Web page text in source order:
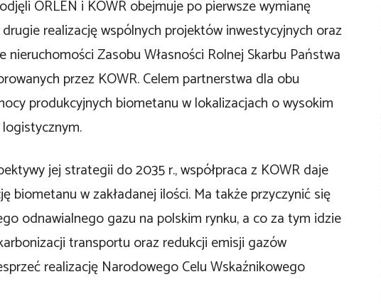
ORLEN i KOWR obejmuje po pierwsze wymianę
realizację wspólnych projektów inwestycyjnych oraz
Zasobu Własności Rolnej Skarbu Państwa
przez KOWR. Celem partnerstwa dla obu
produkcyjnych biometanu w lokalizacjach o wysokim
jej strategii do 2035 r., współpraca z KOWR daje
biometanu w zakładanej ilości. Ma także przyczynić się
odnawialnego gazu na polskim rynku, a co za tym idzie
transportu oraz redukcji emisji gazów
realizację Narodowego Celu Wskaźnikowego